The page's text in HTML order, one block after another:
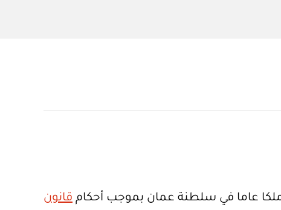
عاما في سلطنة عمان بموجب أحكام قانون